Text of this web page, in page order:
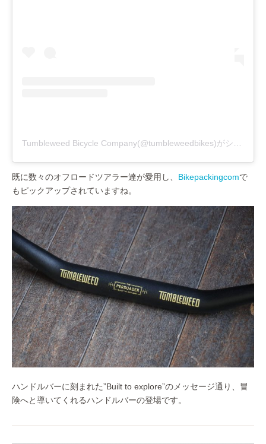
既に数々のオフロードツアラー達が愛用し、 Bikepackingcomで
もピックアップされていますね。
ハンドルバーに刻まれた”Built to explore”のメッセージ通り、冒
険へと導いてくれるハンドルバーの登場です。